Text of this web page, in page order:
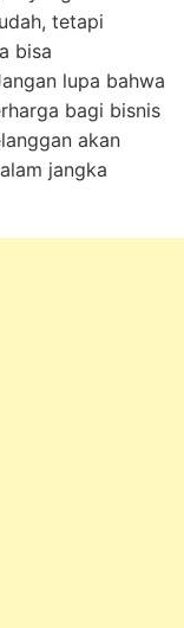
tetapi
bisa
lupa bahwa
bagi bisnis
akan
jangka